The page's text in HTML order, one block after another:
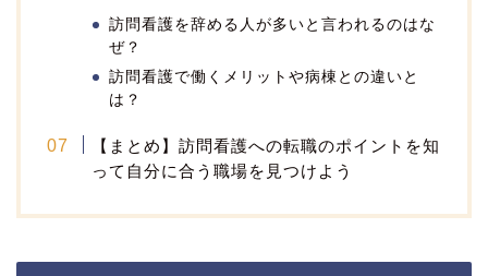
訪問看護を辞める人が多いと言われるのはな
ぜ？
訪問看護で働くメリットや病棟との違いと
は？
【まとめ】訪問看護への転職のポイントを知
って自分に合う職場を見つけよう